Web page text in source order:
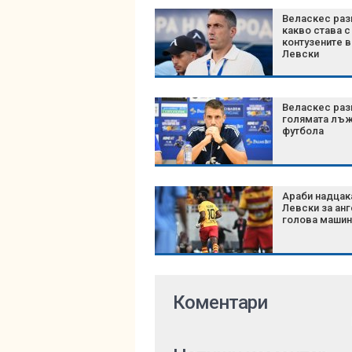
Веласкес
какво става с
контузените в
Левски
Веласкес
голямата
футбола
Араби
Левски за
голова
Коментари